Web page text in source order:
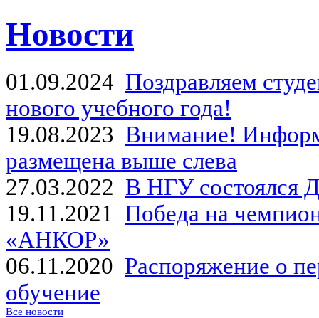
Новости
01.09.2024 Поздравляем
нового учебного года!
19.08.2023 Внимание!
размещена выше слева
27.03.2022 В НГУ состоялся
19.11.2021 Победа на
«АНКОР»
06.11.2020 Распоряжение о
обучение
Все новости